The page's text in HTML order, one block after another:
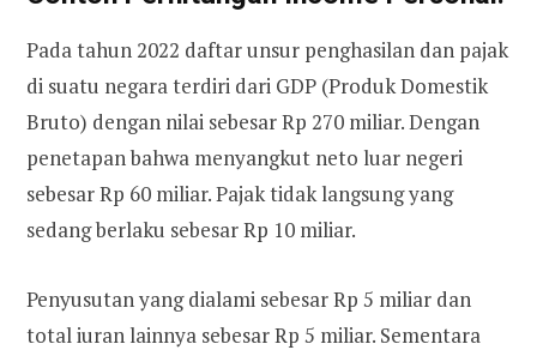
Pada tahun 2022 daftar unsur penghasilan dan pajak
di suatu negara terdiri dari GDP (Produk Domestik
Bruto) dengan nilai sebesar Rp 270 miliar. Dengan
penetapan bahwa menyangkut neto luar negeri
sebesar Rp 60 miliar. Pajak tidak langsung yang
sedang berlaku sebesar Rp 10 miliar.
Penyusutan yang dialami sebesar Rp 5 miliar dan
total iuran lainnya sebesar Rp 5 miliar. Sementara